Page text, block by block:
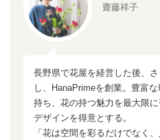
齋藤祥子
長野県で花屋を経営した後、
し、HanaPrimeを創業。豊富
持ち、花の持つ魅力を最大限
デザインを得意とする。
「花は空間を彩るだけでなく